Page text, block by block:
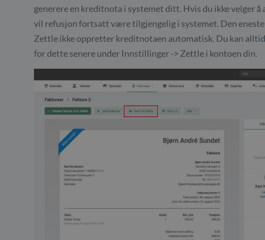
generere en kreditnota i systemet ditt. Hvis du ikke velger
vil refusjon fortsatt være tilgjengelig i systemet. Den
Zettle ikke oppretter kreditnotaen automatisk. Du kan
for dette senere under Innstillinger -> Zettle i kontoen din.